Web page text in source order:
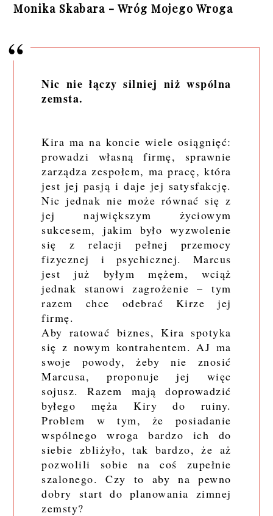
Monika Skabara - Wróg Mojego Wroga
Nic nie łączy silniej niż wspólna
zemsta.
Kira ma na koncie wiele osiągnięć:
prowadzi własną firmę, sprawnie
zarządza zespołem, ma pracę, która
jest jej pasją i daje jej satysfakcję.
Nic jednak nie może równać się z
jej największym życiowym
sukcesem, jakim było wyzwolenie
się z relacji pełnej przemocy
fizycznej i psychicznej. Marcus
jest już byłym mężem, wciąż
jednak stanowi zagrożenie – tym
razem chce odebrać Kirze jej
firmę.
Aby ratować biznes, Kira spotyka
się z nowym kontrahentem. AJ ma
swoje powody, żeby nie znosić
Marcusa, proponuje jej więc
sojusz. Razem mają doprowadzić
byłego męża Kiry do ruiny.
Problem w tym, że posiadanie
wspólnego wroga bardzo ich do
siebie zbliżyło, tak bardzo, że aż
pozwolili sobie na coś zupełnie
szalonego. Czy to aby na pewno
dobry start do planowania zimnej
zemsty?